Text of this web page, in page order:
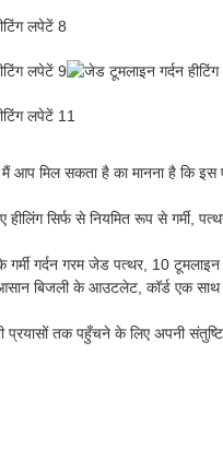
आप मिल सकता है का मानना है कि
हीलिंग सिर्फ से नियमित रूप से
गर्दन गरम जेड पत्थर, 10 टूमलाइन
बिजली के आउटलेट, कॉर्ड एक साथ
तक पहुँचने के लिए अपनी